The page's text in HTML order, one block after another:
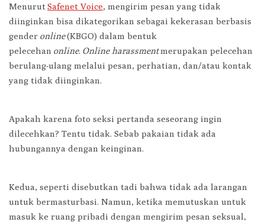
MenurutSafenet Voice, mengirim pesan yang tidak
diinginkan bisa dikategorikan sebagai kekerasan berbasis
gender online(KBGO) dalam bentuk
pelecehan online. Online harassmentmerupakan pelecehan
berulang-ulang melalui pesan, perhatian, dan/atau kontak
yang tidak diinginkan.
Apakah karena foto seksi pertanda seseorang ingin
dilecehkan? Tentu tidak. Sebab pakaian tidak ada
hubungannya dengan keinginan.
Kedua, seperti disebutkan tadi bahwa tidak ada larangan
untuk bermasturbasi. Namun, ketika memutuskan untuk
masuk ke ruang pribadi dengan mengirim pesan seksual,